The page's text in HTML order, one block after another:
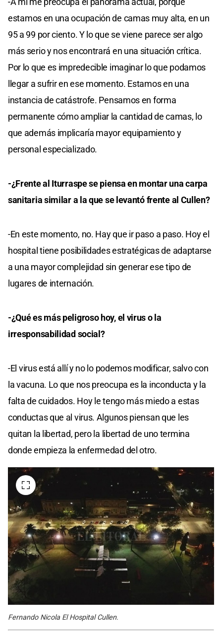
estamos en una ocupación de camas muy alta, en un
95 a 99 por ciento. Y lo que se viene parece ser algo
más serio y nos encontrará en una situación crítica.
Por lo que es impredecible imaginar lo que podamos
llegar a sufrir en ese momento. Estamos en una
instancia de catástrofe. Pensamos en forma
permanente cómo ampliar la cantidad de camas, lo
que además implicaría mayor equipamiento y
personal especializado.
-¿Frente al Iturraspe se piensa en montar una carpa
sanitaria similar a la que se levantó frente al Cullen?
-En este momento, no. Hay que ir paso a paso. Hoy el
hospital tiene posibilidades estratégicas de adaptarse
a una mayor complejidad sin generar ese tipo de
lugares de internación.
-¿Qué es más peligroso hoy, el virus o la
irresponsabilidad social?
-El virus está allí y no lo podemos modificar, salvo con
la vacuna. Lo que nos preocupa es la inconducta y la
falta de cuidados. Hoy le tengo más miedo a estas
conductas que al virus. Algunos piensan que les
quitan la libertad, pero la libertad de uno termina
donde empieza la enfermedad del otro.
Fernando Nicola El Hospital Cullen.